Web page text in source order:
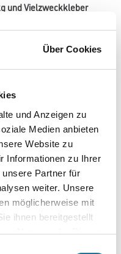
Über Cookies
und Anzeigen zu
Medien anbieten
Website zu
Informationen zu Ihrer
Partner für
weiter. Unsere
möglicherweise mit
ihnen bereitgestellt
Nutzung der Dienste
und Vielzweckkleber
Verkleben von Fliesen,
sowie zur